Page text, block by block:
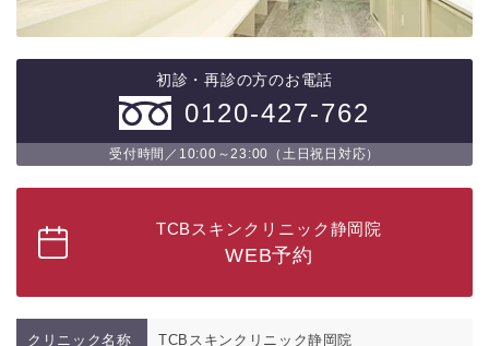
初診・再診の方のお電話
0120-427-762
受付時間／10:00～23:00（土日祝日対応）
TCBスキンクリニック静岡院
WEB予約
クリニック名称 TCBスキンクリニック静岡院